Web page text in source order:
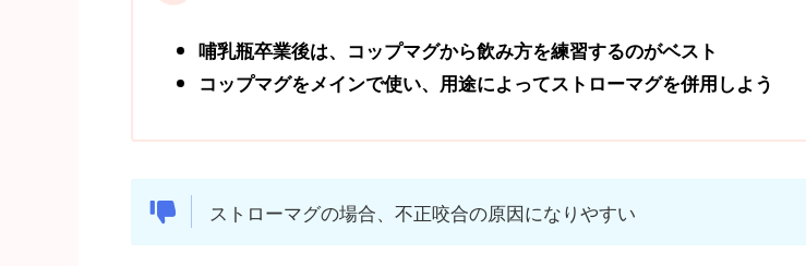
哺乳瓶卒業後は、コップマグから飲み方を練習するのがベスト
コップマグをメインで使い、用途によってストローマグを併用しよう
ストローマグの場合、不正咬合の原因になりやすい